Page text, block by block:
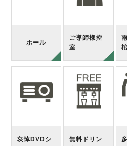
ホール
ご導師様控
室
哀悼DVDシ
無料ドリン